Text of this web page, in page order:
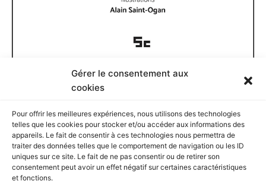
Gérer le consentement aux
cookies
Pour offrir les meilleures expériences, nous utilisons des technologies
telles que les cookies pour stocker et/ou accéder aux informations des
appareils. Le fait de consentir à ces technologies nous permettra de
traiter des données telles que le comportement de navigation ou les ID
uniques sur ce site. Le fait de ne pas consentir ou de retirer son
consentement peut avoir un effet négatif sur certaines caractéristiques
et fonctions.
Documents disponibles
D
o
c
u
m
e
Rechercher